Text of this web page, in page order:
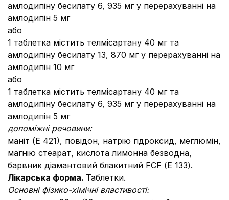
амлодипіну бесилату 6, 935 мг у перерахуванні на
амлодипін 5 мг
або
1 таблетка містить телмісартану 40 мг та
амлодипіну бесилату 13, 870 мг у перерахуванні на
амлодипін 10 мг
або
1 таблетка містить телмісартану 40 мг та
амлодипіну бесилату 6, 935 мг у перерахуванні на
амлодипін 5 мг
допоміжні речовини:
маніт (Е 421), повідон, натрію гідроксид, меглюмін,
магнію стеарат, кислота лимонна безводна,
барвник діамантовий блакитний FCF (Е 133).
Лікарська форма. Таблетки.
Основні фізико-хімічні властивості: